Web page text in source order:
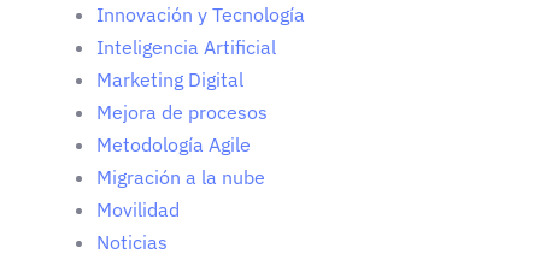
Innovación y Tecnología
Inteligencia Artificial
Marketing Digital
Mejora de procesos
Metodología Agile
Migración a la nube
Movilidad
Noticias